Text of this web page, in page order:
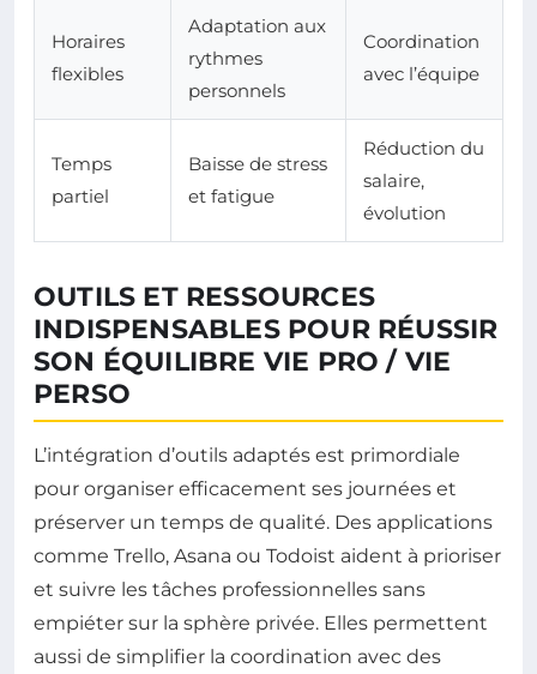
Horaires
flexibles
Adaptation aux
rythmes
personnels
Coordination
avec l’équipe
Temps
partiel
Baisse de stress
et fatigue
Réduction du
salaire,
évolution
OUTILS ET RESSOURCES
INDISPENSABLES POUR RÉUSSIR
SON ÉQUILIBRE VIE PRO / VIE
PERSO
L’intégration d’outils adaptés est primordiale
pour organiser efficacement ses journées et
préserver un temps de qualité. Des applications
comme Trello, Asana ou Todoist aident à prioriser
et suivre les tâches professionnelles sans
empiéter sur la sphère privée. Elles permettent
aussi de simplifier la coordination avec des